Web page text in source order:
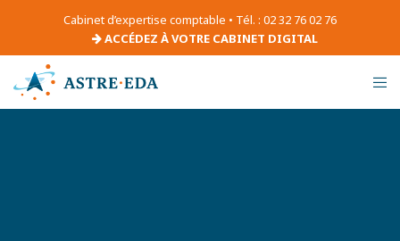
Cabinet d’expertise comptable • Tél. : 02 32 76 02 76
ACCÉDEZ À VOTRE CABINET DIGITAL